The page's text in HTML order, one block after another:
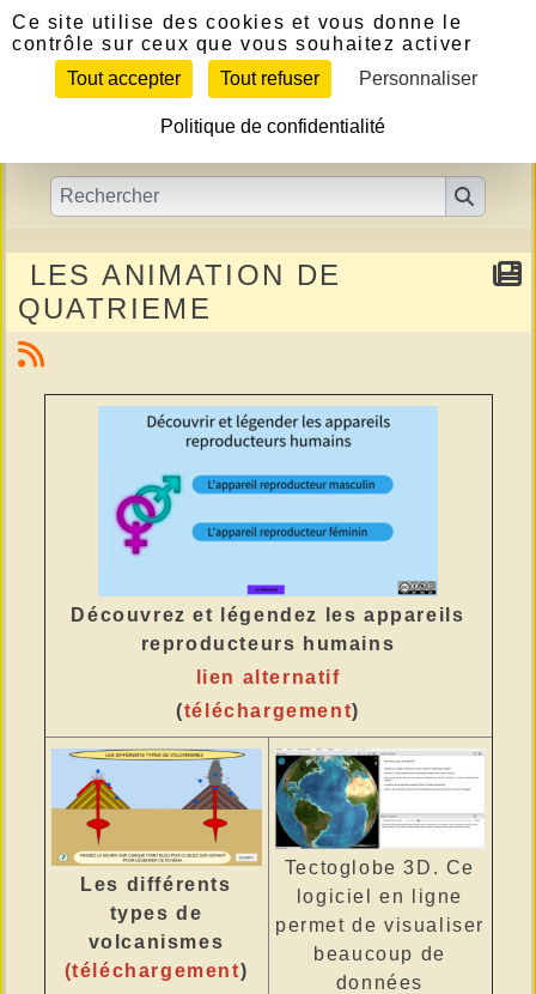
LES ANIMATION DE
QUATRIEME
Découvrez et légendez les appareils
reproducteurs humains
lien alternatif
(téléchargement)
Les différents
types de
volcanismes
(téléchargement)
Tectoglobe 3D. Ce
logiciel en ligne
permet de visualiser
beaucoup de
données
Panneau de gestion des cookies
Ce site utilise des cookies et vous donne le
contrôle sur ceux que vous souhaitez activer
Tout accepter
Tout refuser Personnaliser
Politique de confidentialité